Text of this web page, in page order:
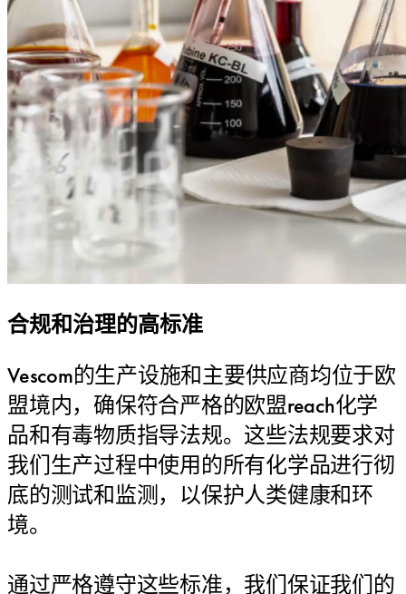
合规和治理的高标准
Vescom的生产设施和主要供应商均位于欧
盟境内，确保符合严格的欧盟reach化学
品和有毒物质指导法规。这些法规要求对
我们生产过程中使用的所有化学品进行彻
底的测试和监测，以保护人类健康和环
境。
通过严格遵守这些标准，我们保证我们的